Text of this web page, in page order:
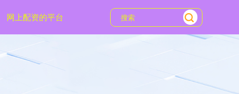
网上配资的平台